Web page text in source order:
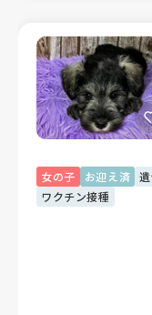
女の子
お迎え済
ワクチン接種